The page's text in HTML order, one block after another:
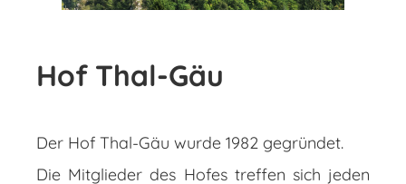
Hof Thal-Gäu
Der Hof Thal-Gäu wurde 1982 gegründet.
Die Mitglieder des Hofes treffen sich jeden